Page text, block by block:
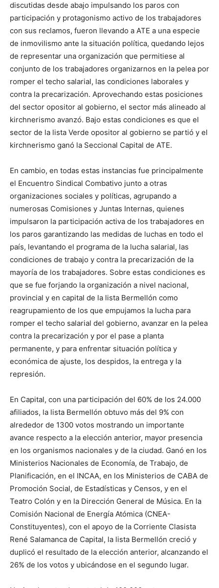
discutidas desde abajo impulsando los paros con
participación y protagonismo activo de los trabajadores
con sus reclamos, fueron llevando a ATE a una especie
de inmovilismo ante la situación política, quedando lejos
de representar una organización que permitiese al
conjunto de los trabajadores organizarnos en la pelea por
romper el techo salarial, las condiciones laborales y
contra la precarización. Aprovechando estas posiciones
del sector opositor al gobierno, el sector más alineado al
kirchnerismo avanzó. Bajo estas condiciones es que el
sector de la lista Verde opositor al gobierno se partió y el
kirchnerismo ganó la Seccional Capital de ATE.
En cambio, en todas estas instancias fue principalmente
el Encuentro Sindical Combativo junto a otras
organizaciones sociales y políticas, agrupando a
numerosas Comisiones y Juntas Internas, quienes
impulsaron la participación activa de los trabajadores en
los paros garantizando las medidas de luchas en todo el
país, levantando el programa de la lucha salarial, las
condiciones de trabajo y contra la precarización de la
mayoría de los trabajadores. Sobre estas condiciones es
que se fue forjando la organización a nivel nacional,
provincial y en capital de la lista Bermellón como
reagrupamiento de los que empujamos la lucha para
romper el techo salarial del gobierno, avanzar en la pelea
contra la precarización y por el pase a planta
permanente, y para enfrentar situación política y
económica de ajuste, los despidos, la entrega y la
represión.
En Capital, con una participación del 60% de los 24.000
afiliados, la lista Bermellón obtuvo más del 9% con
alrededor de 1300 votos mostrando un importante
avance respecto a la elección anterior, mayor presencia
en los organismos nacionales y de la ciudad. Ganó en los
Ministerios Nacionales de Economía, de Trabajo, de
Planificación, en el INCAA, en los Ministerios de CABA de
Promoción Social, de Estadísticas y Censos, y en el
Teatro Colón y en la Dirección General de Música. En la
Comisión Nacional de Energía Atómica (CNEA-
Constituyentes), con el apoyo de la Corriente Clasista
René Salamanca de Capital, la lista Bermellón creció y
duplicó el resultado de la elección anterior, alcanzando el
26% de los votos y ubicándose en el segundo lugar.